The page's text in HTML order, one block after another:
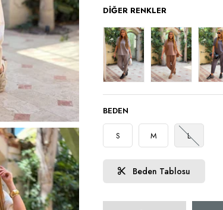
DIĞER RENKLER
BEDEN
S M L
Beden Tablosu